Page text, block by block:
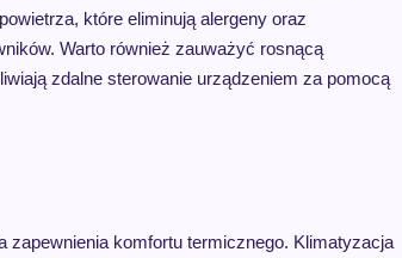
które eliminują alergeny oraz
Warto również zauważyć rosnącą
zdalne sterowanie urządzeniem za pomocą
zapewnienia komfortu termicznego. Klimatyzacja